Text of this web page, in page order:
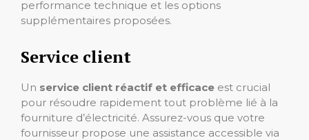
performance technique et les options
supplémentaires proposées.
Service client
Un service client réactif et efficace est crucial
pour résoudre rapidement tout problème lié à la
fourniture d’électricité. Assurez-vous que votre
fournisseur propose une assistance accessible via